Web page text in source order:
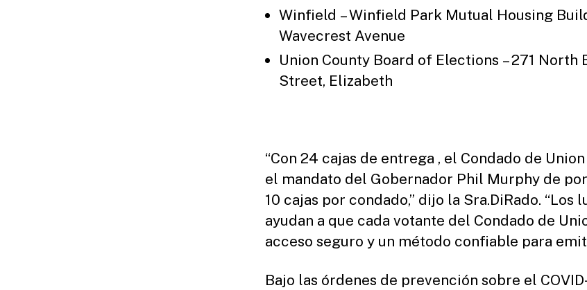
Winfield – Winfield Park Mutual Housing
Wavecrest Avenue
Union County Board of Elections – 271 North
Street, Elizabeth
“Con 24 cajas de entrega , el Condado de
el mandato del Gobernador Phil Murphy de
10 cajas por condado,” dijo la Sra.DiRado. “Los
ayudan a que cada votante del Condado de
acceso seguro y un método confiable para
Bajo las órdenes de prevención sobre el